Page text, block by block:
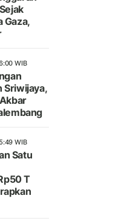
Gaza,
WIB
Sriwijaya,
WIB
Satu
T